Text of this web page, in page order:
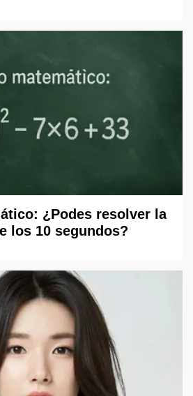
¿Podes resolver la
los 10 segundos?